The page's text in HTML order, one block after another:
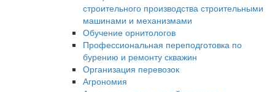
строительного производства строительными
машинами и механизмами
Обучение орнитологов
Профессиональная переподготовка по
бурению и ремонту скважин
Организация перевозок
Агрономия